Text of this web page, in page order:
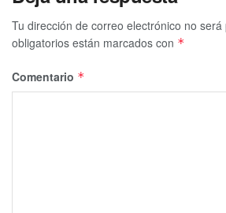
Tu dirección de correo electrónico no será
obligatorios están marcados con *
Comentario *